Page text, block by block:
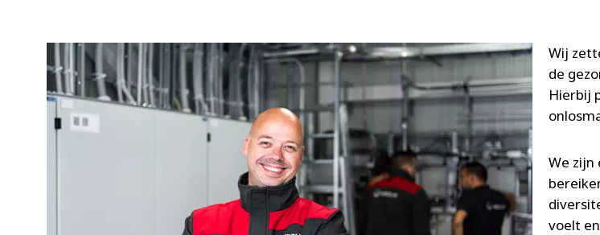
Wij
de
Hierbij
We zijn
voelt